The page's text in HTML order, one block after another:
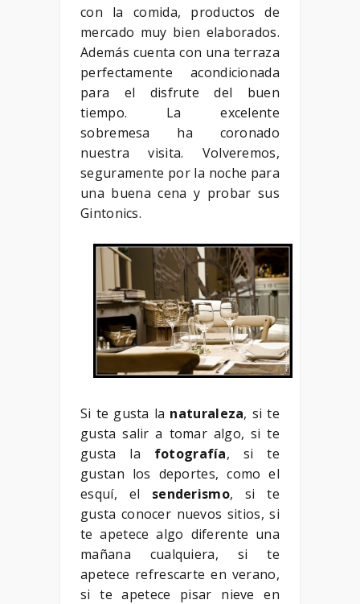
con la comida, productos de
mercado muy bien elaborados.
Además cuenta con una terraza
perfectamente acondicionada
para el disfrute del buen
tiempo. La excelente
sobremesa ha coronado
nuestra visita. Volveremos,
seguramente por la noche para
una buena cena y probar sus
Gintonics.
Si te gusta la naturaleza, si te
gusta salir a tomar algo, si te
gusta la fotografía, si te
gustan los deportes, como el
esquí, el senderismo, si te
gusta conocer nuevos sitios, si
te apetece algo diferente una
mañana cualquiera, si te
apetece refrescarte en verano,
si te apetece pisar nieve en